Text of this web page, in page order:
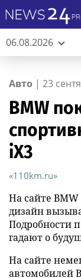
06.08.2026
Авто | 23
BMW
iX3
«110km.ru»
На сайте
дизайн
Подробности
гадают о
На сайте
автомобилей